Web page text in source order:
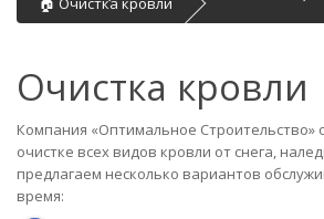
Очистка кровли
Компания «Оптимальное Строительство»
очистке всех видов кровли от снега,
предлагаем несколько вариантов
время: